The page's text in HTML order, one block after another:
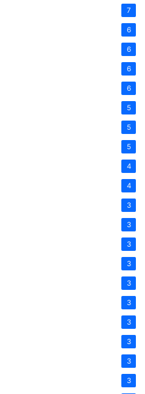
7
6
6
6
6
5
5
5
4
4
3
3
3
3
3
3
3
3
3
3